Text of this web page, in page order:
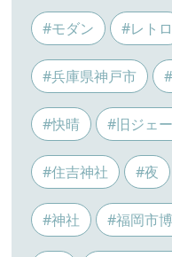
#モダン #レトロ
#兵庫県神戸市
#快晴 #旧ジェ
#住吉神社 #夜
#神社 #福岡市